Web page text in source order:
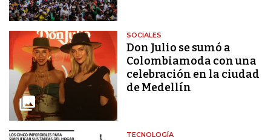
SOCIALES
Don Julio se sumó a
Colombiamoda con una
celebración en la ciudad
de Medellín
TECNOLOGÍA